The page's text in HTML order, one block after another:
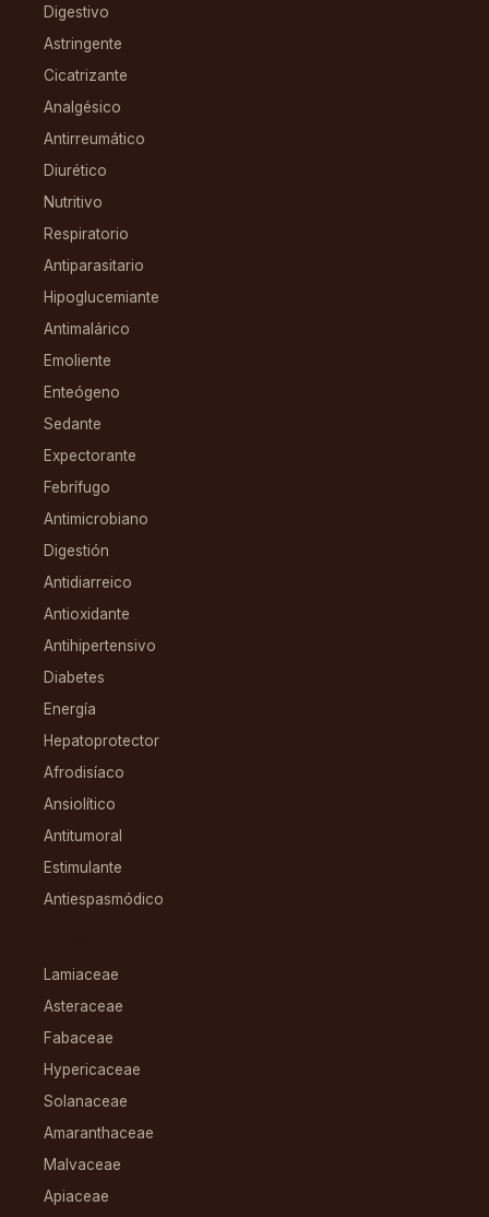
Digestivo
Astringente
Cicatrizante
Analgésico
Antirreumático
Diurético
Nutritivo
Respiratorio
Antiparasitario
Hipoglucemiante
Antimalárico
Emoliente
Enteógeno
Sedante
Expectorante
Febrífugo
Antimicrobiano
Digestión
Antidiarreico
Antioxidante
Antihipertensivo
Diabetes
Energía
Hepatoprotector
Afrodisíaco
Ansiolítico
Antitumoral
Estimulante
Antiespasmódico
Lamiaceae
Asteraceae
Fabaceae
Hypericaceae
Solanaceae
Amaranthaceae
Malvaceae
Apiaceae